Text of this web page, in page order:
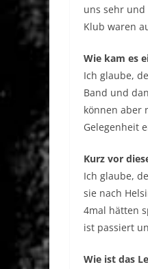
uns sehr
Klub waren
Wie kam es
Ich glaube,
Band und
können aber
Gelegenheit
Kurz vor
Ich glaube,
sie nach
4mal hätten
ist passiert
Wie ist das